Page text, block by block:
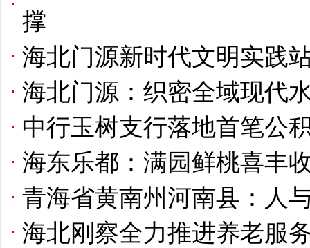
撑
海北门源新时代文明实践
海北门源：织密全域现代
中行玉树支行落地首笔公
海东乐都：满园鲜桃喜丰
青海省黄南州河南县：人
海北刚察全力推进养老服